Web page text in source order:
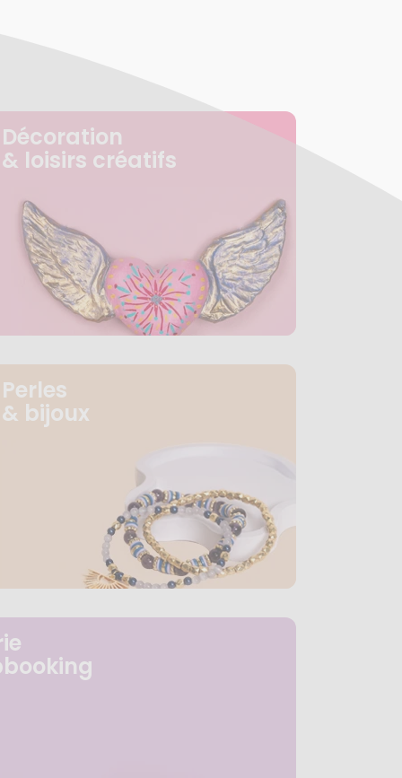
Décoration
& loisirs créatifs
Perles
& bijoux